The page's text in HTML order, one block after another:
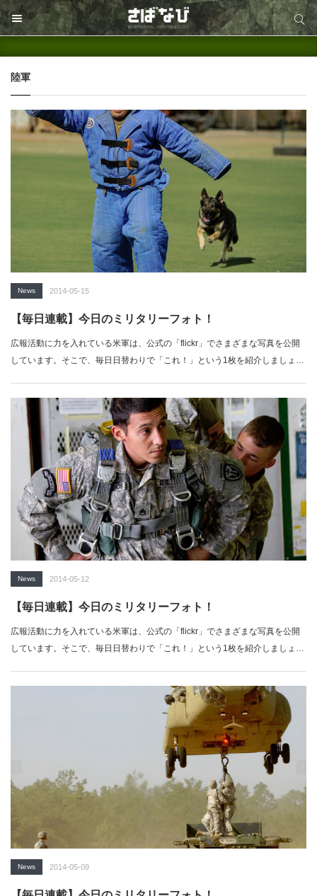
サイト内検索
陸軍
News 2014-05-15
【毎日連載】今日のミリタリーフォト！
広報活動に力を入れている米軍は、公式の「flickr」でさまざまな写真を公開
しています。そこで、毎日日替わりで「これ！」という1枚を紹介しましょ
News 2014-05-12
【毎日連載】今日のミリタリーフォト！
広報活動に力を入れている米軍は、公式の「flickr」でさまざまな写真を公開
しています。そこで、毎日日替わりで「これ！」という1枚を紹介しましょ
News 2014-05-09
サイト内検索